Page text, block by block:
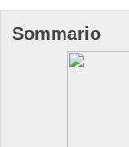
Sommario